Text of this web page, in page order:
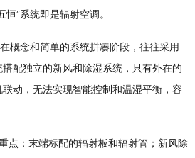
”系统即是辐射空调。
概念和简单的系统拼凑阶段，往往采用
配独立的新风和除湿系统，只有外在的
动，无法实现智能控制和温湿平衡，容
点：末端标配的辐射板和辐射管；新风除